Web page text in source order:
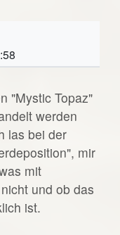
"Mystic Topaz"
werden
las bei der
mir
mit
und ob das
ist.